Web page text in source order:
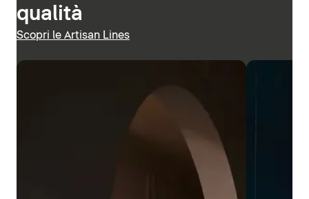
qualità
Scopri le Artisan Lines